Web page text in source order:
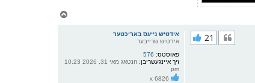
אידטיש נייעס באריכטער
אידטיש שרייבער
פאוסטס: 576
זיך איינגעשריבן:
זונטאג מאי 31, 2026 10:23
pm
21